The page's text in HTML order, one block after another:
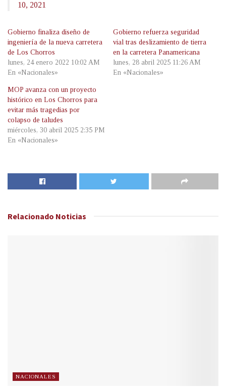
10, 2021
Gobierno finaliza diseño de
ingeniería de la nueva carretera
de Los Chorros
lunes, 24 enero 2022 10:02 AM
En «Nacionales»
Gobierno refuerza seguridad
vial tras deslizamiento de tierra
en la carretera Panamericana
lunes, 28 abril 2025 11:26 AM
En «Nacionales»
MOP avanza con un proyecto
histórico en Los Chorros para
evitar más tragedias por
colapso de taludes
miércoles, 30 abril 2025 2:35 PM
En «Nacionales»
Relacionado Noticias
NACIONALES